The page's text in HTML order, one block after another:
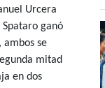
Urcera
ganó
ambos se
mitad
en dos